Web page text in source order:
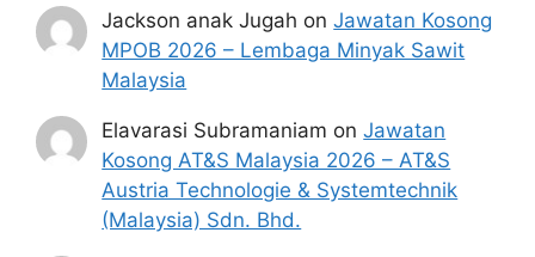
Jackson anak Jugah onJawatan Kosong
MPOB 2026 – Lembaga Minyak Sawit
Malaysia
Elavarasi Subramaniam onJawatan
Kosong AT&S Malaysia 2026 – AT&S
Austria Technologie & Systemtechnik
(Malaysia) Sdn. Bhd.